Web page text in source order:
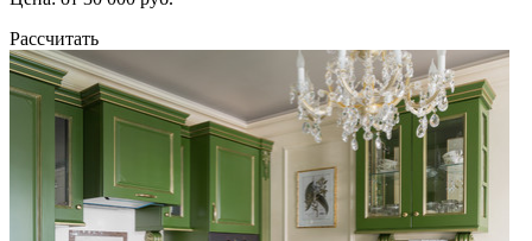
Рассчитать